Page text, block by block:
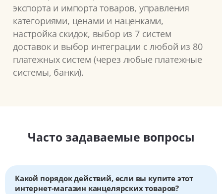
экспорта и импорта товаров, управления
категориями, ценами и наценками,
настройка скидок, выбор из 7 систем
доставок и выбор интеграции с любой из 80
платежных систем (через любые платежные
системы, банки).
Часто задаваемые вопросы
Какой порядок действий, если вы купите этот
интернет-магазин канцелярских товаров?